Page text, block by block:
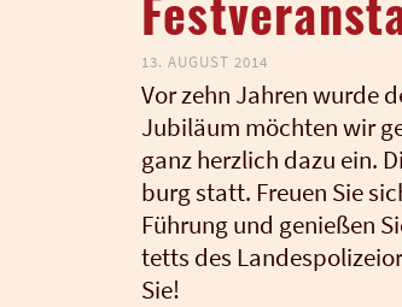
13. AUGUST 2014
Vor zehn Jah­ren wur­de
Jubi­lä­um möch­ten wir
ganz herz­lich dazu ein.
burg statt. Freu­en Sie
Füh­rung und genie­ßen
tetts des
Sie!